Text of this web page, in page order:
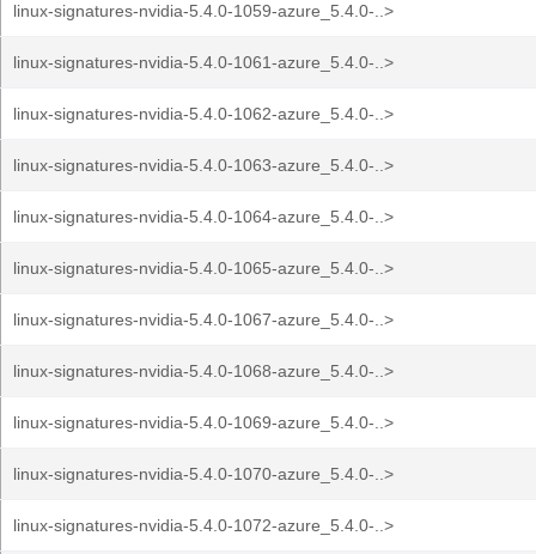
linux-signatures-nvidia-5.4.0-1059-azure_5.4.0-..>
linux-signatures-nvidia-5.4.0-1061-azure_5.4.0-..>
linux-signatures-nvidia-5.4.0-1062-azure_5.4.0-..>
linux-signatures-nvidia-5.4.0-1063-azure_5.4.0-..>
linux-signatures-nvidia-5.4.0-1064-azure_5.4.0-..>
linux-signatures-nvidia-5.4.0-1065-azure_5.4.0-..>
linux-signatures-nvidia-5.4.0-1067-azure_5.4.0-..>
linux-signatures-nvidia-5.4.0-1068-azure_5.4.0-..>
linux-signatures-nvidia-5.4.0-1069-azure_5.4.0-..>
linux-signatures-nvidia-5.4.0-1070-azure_5.4.0-..>
linux-signatures-nvidia-5.4.0-1072-azure_5.4.0-..>